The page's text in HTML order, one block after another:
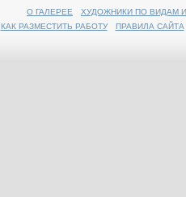
О ГАЛЕРЕЕ
ХУДОЖНИКИ ПО ВИДАМ
КАК РАЗМЕСТИТЬ РАБОТУ
ПРАВИЛА САЙТА